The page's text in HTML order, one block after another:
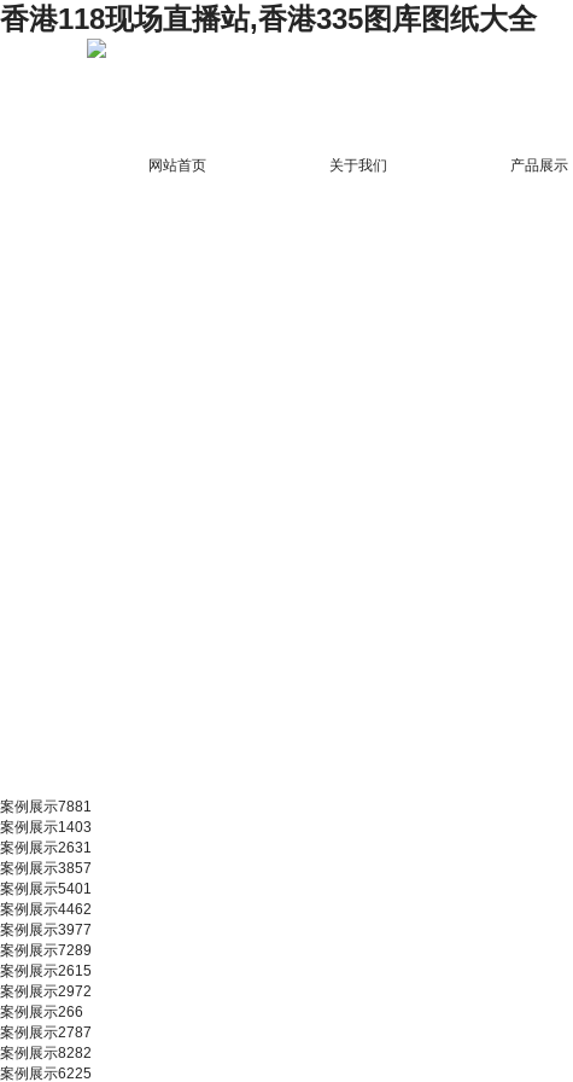
香港118现场直播站,香港335图库图纸大全
网站首页 关于我们 产品展示
案例展示7881
案例展示1403
案例展示2631
案例展示3857
案例展示5401
案例展示4462
案例展示3977
案例展示7289
案例展示2615
案例展示2972
案例展示266
案例展示2787
案例展示8282
案例展示6225